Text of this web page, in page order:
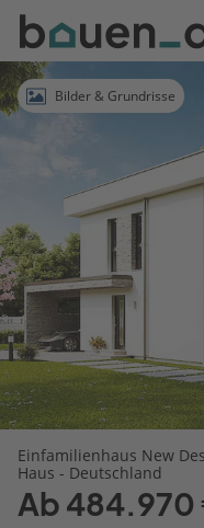
Bauen
Logo
AnmeldenBilder & Grundrisse
Einfamilienhaus New
Haus - Deutschland
Ab 484.970